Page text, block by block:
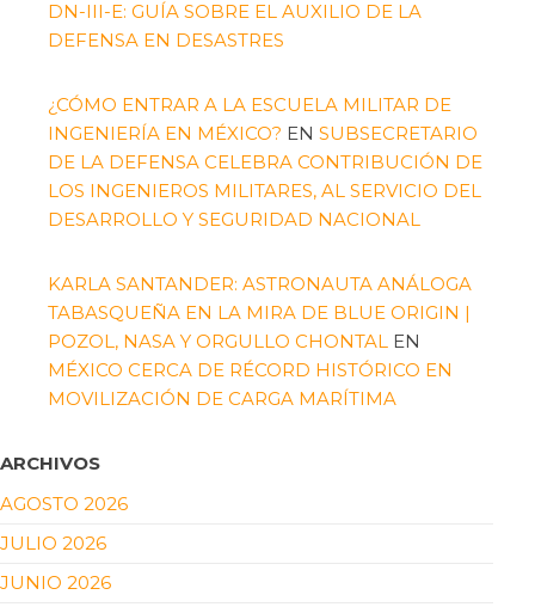
DN-III-E: GUÍA SOBRE EL AUXILIO DE LA
DEFENSA EN DESASTRES
¿CÓMO ENTRAR A LA ESCUELA MILITAR DE
INGENIERÍA EN MÉXICO? EN SUBSECRETARIO
DE LA DEFENSA CELEBRA CONTRIBUCIÓN DE
LOS INGENIEROS MILITARES, AL SERVICIO DEL
DESARROLLO Y SEGURIDAD NACIONAL
KARLA SANTANDER: ASTRONAUTA ANÁLOGA
TABASQUEÑA EN LA MIRA DE BLUE ORIGIN |
POZOL, NASA Y ORGULLO CHONTAL EN
MÉXICO CERCA DE RÉCORD HISTÓRICO EN
MOVILIZACIÓN DE CARGA MARÍTIMA
ARCHIVOS
AGOSTO 2026
JULIO 2026
JUNIO 2026